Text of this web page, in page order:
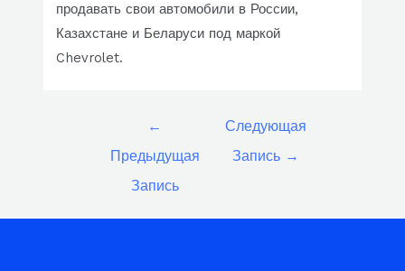
продавать свои автомобили в России,
Казахстане и Беларуси под маркой
Chevrolet.
←
Предыдущая
Запись
Следующая
Запись →